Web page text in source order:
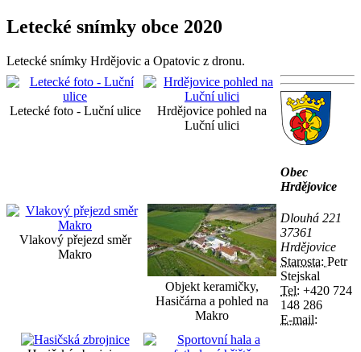
Letecké snímky obce 2020
Letecké snímky Hrdějovic a Opatovic z dronu.
Letecké foto - Luční ulice
Hrdějovice pohled na
Luční ulici
Vlakový přejezd směr
Makro
Objekt keramičky,
Hasičárna a pohled na
Makro
Obec
Hrdějovice
Dlouhá 221
37361
Hrdějovice
Starosta: Petr
Stejskal
Tel: +420 724
148 286
E-mail: